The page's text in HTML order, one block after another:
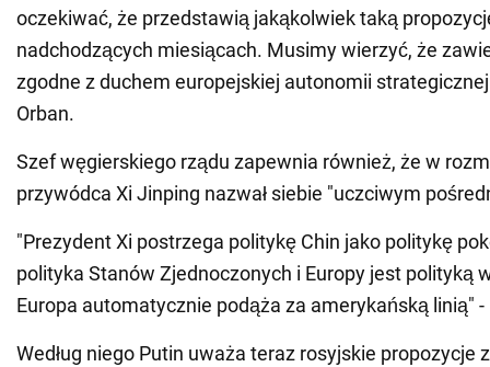
oczekiwać, że przedstawią jakąkolwiek taką
nadchodzących miesiącach. Musimy wierzyć, że
zgodne z duchem europejskiej autonomii
Orban.
Szef węgierskiego rządu zapewnia również, że w
przywódca Xi Jinping nazwał siebie "uczciwym
"Prezydent Xi postrzega politykę Chin jako politykę
polityka Stanów Zjednoczonych i Europy jest polityką
Europa automatycznie podąża za amerykańską linią" -
Według niego Putin uważa teraz rosyjskie propozycje